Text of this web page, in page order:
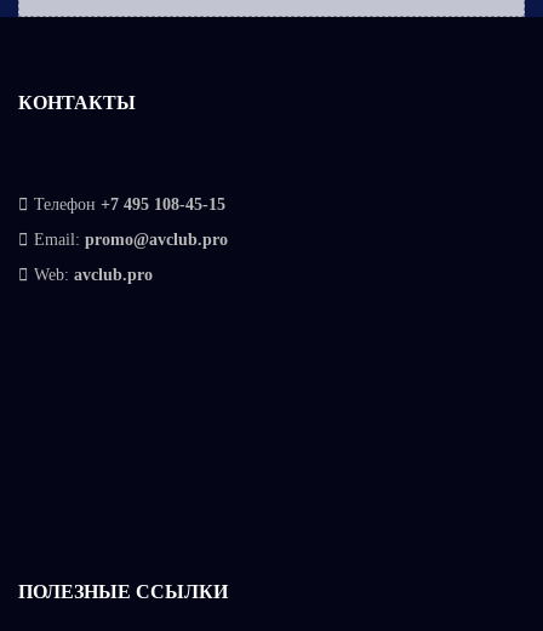
КОНТАКТЫ
Телефон +7 495 108-45-15
Email: promo@avclub.pro
Web: avclub.pro
ПОЛЕЗНЫЕ ССЫЛКИ